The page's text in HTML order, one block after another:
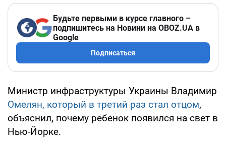
Будьте первыми в курсе главного –
подпишитесь на Новини на OBOZ.UA в
Google
Подписаться
Министр инфраструктуры Украины Владимир
Омелян, который в третий раз стал отцом,
объяснил, почему ребенок появился на свет в
Нью-Йорке.